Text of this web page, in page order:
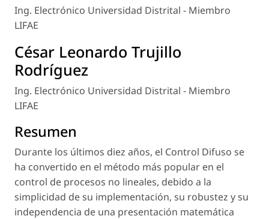
Ing. Electrónico Universidad Distrital - Miembro
LIFAE
César Leonardo Trujillo
Rodríguez
Ing. Electrónico Universidad Distrital - Miembro
LIFAE
Resumen
Durante los últimos diez años, el Control Difuso se
ha convertido en el método más popular en el
control de procesos no lineales, debido a la
simplicidad de su implementación, su robustez y su
independencia de una presentación matemática